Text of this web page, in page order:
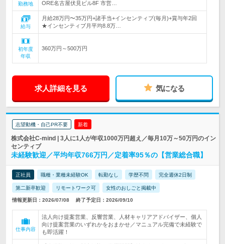
勤務地
ORE名古屋伏見ビル8F 市営…
給与
月給28万円〜35万円+諸手当+インセンティブ(毎月)+賞与年2回
★インセンティブ月平均8.8万…
初年度
年収
360万円～500万円
求人詳細を見る 気になる
志望動機・自己PR不要 新着
株式会社C-mind | 3人に1人が年収1000万円超え／毎月10万～50万円のイン
センティブ
未経験歓迎／平均年収766万円／定着率95％の【営業総合職】
正社員 職種・業種未経験OK 転勤なし 学歴不問 完全週休2日制
第二新卒歓迎 リモートワーク可 女性のおしごと掲載中
情報更新日：2026/07/08 終了予定日：2026/09/10
仕事内容
法人向け提案営業、反響営業、人材キャリアアドバイザー、個人
向け提案営業のいずれかをおまかせ／マニュアル完備で未経験で
も即活躍！